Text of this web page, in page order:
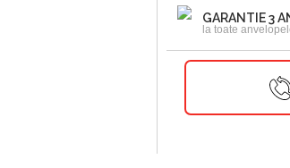
GARANTIE 3
la toate